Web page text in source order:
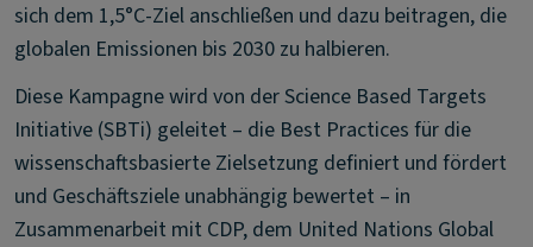
sich dem 1,5°C-Ziel anschließen und dazu beitragen, die
globalen Emissionen bis 2030 zu halbieren.
Diese Kampagne wird von der Science Based Targets
Initiative (SBTi) geleitet – die Best Practices für die
wissenschaftsbasierte Zielsetzung definiert und fördert
und Geschäftsziele unabhängig bewertet – in
Zusammenarbeit mit CDP, dem United Nations Global